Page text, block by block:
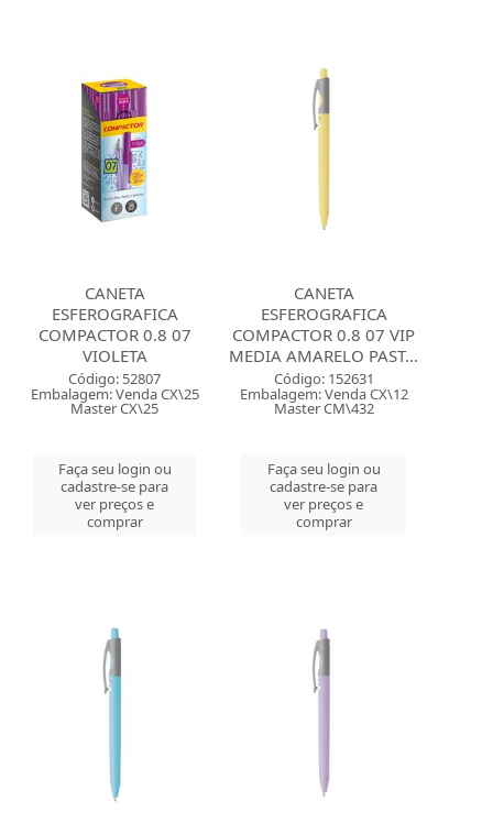
CANETA
ESFEROGRAFICA
COMPACTOR 0.8 07
VIOLETA
Código: 52807
Embalagem: Venda CX\25
Master CX\25
Faça seu login ou
cadastre-se para
ver preços e
comprar
CANETA
ESFEROGRAFICA
COMPACTOR 0.8 07 VIP
MEDIA AMARELO PAST...
Código: 152631
Embalagem: Venda CX\12
Master CM\432
Faça seu login ou
cadastre-se para
ver preços e
comprar